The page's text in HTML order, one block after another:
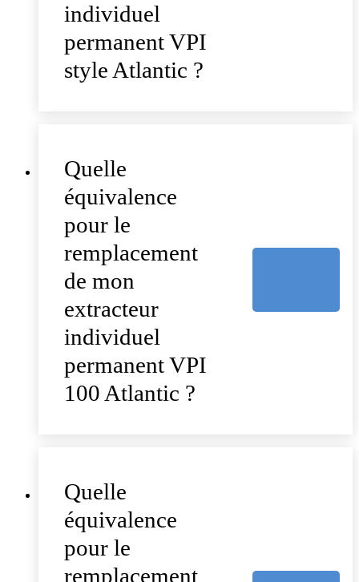
individuel
permanent VPI
style Atlantic ?
Quelle
équivalence
pour le
remplacement
de mon
extracteur
individuel
permanent VPI
100 Atlantic ?
Quelle
équivalence
pour le
remplacement